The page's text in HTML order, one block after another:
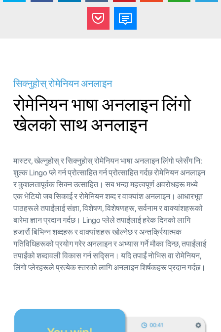
सिक्नुहोस् रोमेनियन अनलाइन
रोमेनियन भाषा अनलाइन लिंगो
खेलको साथ अनलाइन
मास्टर, खेल्नुहोस् र सिक्नुहोस् रोमेनियन भाषा अनलाइन लिंगो प्लेसँग नि:
शुल्क Lingo प्ले गर्न प्रोत्साहित गर्न प्रोत्साहित गर्दछ रोमेनियन अनलाइन
र कुशलतापूर्वक सिक्न उत्साहित। सब भन्दा महत्त्वपूर्ण अवरोधहरू मध्ये
एक भेटियो जब सिकाई र रोमेनियन शब्द र वाक्यांश अनलाइन। आधारभूत
पाठहरूले तपाईंलाई संज्ञा, विशेषण, विशेषणहरू, सर्वनाम र वाक्यांशहरूको
बारेमा ज्ञान प्रदान गर्दछ। Lingo प्लेले तपाईंलाई हरेक दिनको लागि
हजारौं बिभिन्न शब्दहरू र वाक्यांशहरू खोल्नेछ र अन्तर्क्रियात्मक
गतिविधिहरूको प्रयोग गरेर अनलाइन र अभ्यास गर्ने मौका दिन्छ, तपाईंलाई
तपाईंको शब्दावली विकास गर्न सद्सिन। यदि तपाईं नोभिस वा रोमेनियन,
लिंगो प्लेरहरूले प्रत्येक स्तरको लागि अनलाइन शिर्षकहरू प्रदान गर्दछ।